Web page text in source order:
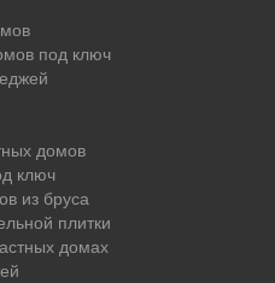
под ключ
домов
ключ
из бруса
плитки
домах